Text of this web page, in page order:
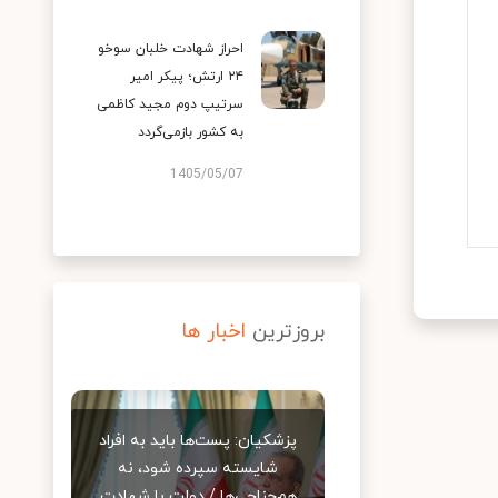
احراز شهادت خلبان سوخو
۲۴ ارتش؛ پیکر امیر
سرتیپ دوم مجید کاظمی
به کشور بازمی‌گردد
1405/05/07
بروزترین اخبار ها
پزشکیان: پست‌ها باید به افراد
شایسته سپرده شود، نه